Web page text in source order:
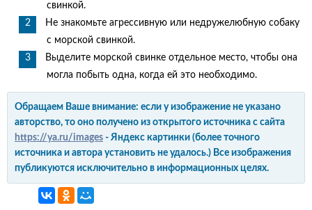
свинкой.
Не знакомьте агрессивную или недружелюбную собаку
с морской свинкой.
Выделите морской свинке отдельное место, чтобы она
могла побыть одна, когда ей это необходимо.
Обращаем Ваше внимание: если у изображение не указано
авторство, то оно получено из открытого источника с сайта
https://ya.ru/images - Яндекс картинки (более точного
источника и автора установить не удалось.) Все изображения
публикуются исключительно в информационных целях.